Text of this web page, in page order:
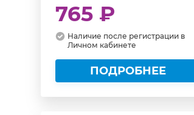
765 ₽
Наличие после регистрации в
Личном кабинете
ПОДРОБНЕЕ